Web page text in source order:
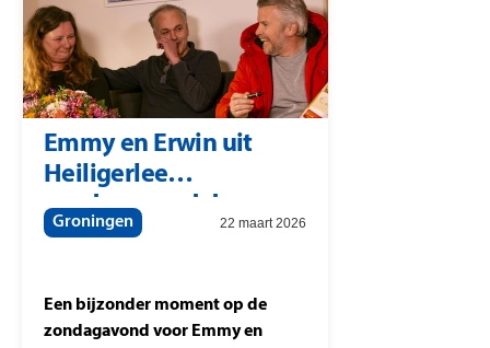
Emmy en Erwin uit
Heiligerlee
zondagavond door
Winston
met 207.000 euro
Groningen 22 maart 2026
Een bijzonder moment op de
zondagavond voor Emmy en